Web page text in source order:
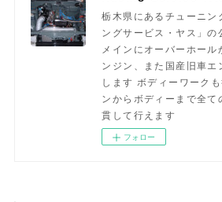
栃木県にあるチューニン
ングサービス・ヤス」
メインにオーバーホー
ンジン、また国産旧車エ
します ボディーワーク
ンからボディーまで全て
貫して行えます
フォロー